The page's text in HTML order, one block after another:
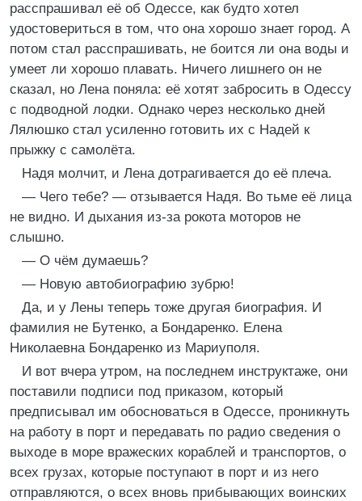
расспрашивал её об Одессе, как будто хотел
удостовериться в том, что она хорошо знает город. А
потом стал расспрашивать, не боится ли она воды и
умеет ли хорошо плавать. Ничего лишнего он не
сказал, но Лена поняла: её хотят забросить в Одессу
с подводной лодки. Однако через несколько дней
Лялюшко стал усиленно готовить их с Надей к
прыжку с самолёта.
Надя молчит, и Лена дотрагивается до её плеча.
— Чего тебе? — отзывается Надя. Во тьме её лица
не видно. И дыхания из-за рокота моторов не
слышно.
— О чём думаешь?
— Новую автобиографию зубрю!
Да, и у Лены теперь тоже другая биография. И
фамилия не Бутенко, а Бондаренко. Елена
Николаевна Бондаренко из Мариуполя.
И вот вчера утром, на последнем инструктаже, они
поставили подписи под приказом, который
предписывал им обосноваться в Одессе, проникнуть
на работу в порт и передавать по радио сведения о
выходе в море вражеских кораблей и транспортов, о
всех грузах, которые поступают в порт и из него
отправляются, о всех вновь прибывающих воинских